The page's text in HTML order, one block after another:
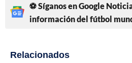
⚽ Síganos en Google
información del fútbol
Relacionados